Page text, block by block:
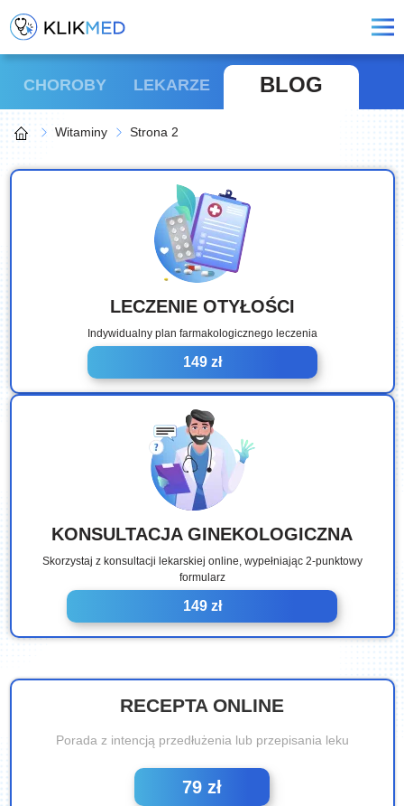
CHOROBY LEKARZE BLOG
Witaminy Strona 2
LECZENIE OTYŁOŚCI
Indywidualny plan farmakologicznego leczenia
149 zł
KONSULTACJA GINEKOLOGICZNA
Skorzystaj z konsultacji lekarskiej online, wypełniając 2-punktowy
formularz
149 zł
RECEPTA ONLINE
Porada z intencją przedłużenia lub przepisania leku
79 zł